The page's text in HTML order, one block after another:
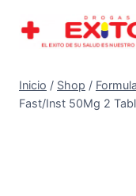
Inicio / Shop /
Fast/Inst 50Mg 2